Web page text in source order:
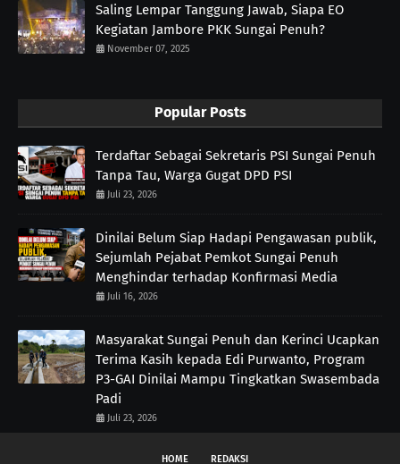
Saling Lempar Tanggung Jawab, Siapa EO
Kegiatan Jambore PKK Sungai Penuh?
November 07, 2025
Popular Posts
Terdaftar Sebagai Sekretaris PSI Sungai Penuh
Tanpa Tau, Warga Gugat DPD PSI
Juli 23, 2026
Dinilai Belum Siap Hadapi Pengawasan publik,
Sejumlah Pejabat Pemkot Sungai Penuh
Menghindar terhadap Konfirmasi Media
Juli 16, 2026
Masyarakat Sungai Penuh dan Kerinci Ucapkan
Terima Kasih kepada Edi Purwanto, Program
P3-GAI Dinilai Mampu Tingkatkan Swasembada
Padi
Juli 23, 2026
HOME REDAKSI